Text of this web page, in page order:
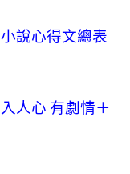
說心得文總表
人心 有劇情＋